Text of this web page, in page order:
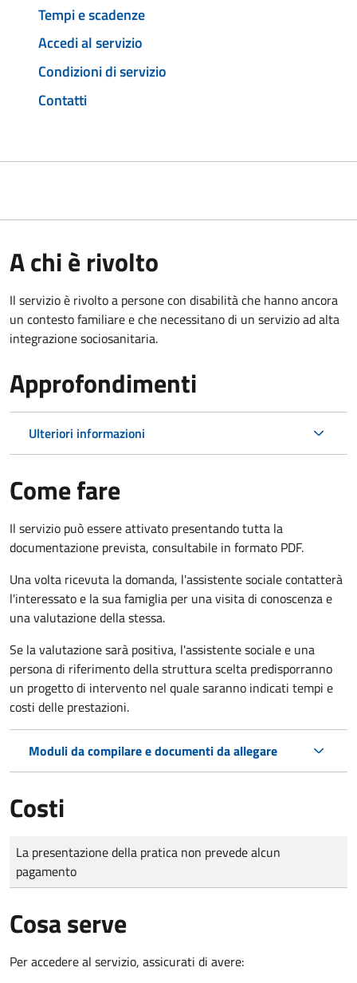
Tempi e scadenze
Accedi al servizio
Condizioni di servizio
Contatti
A chi è rivolto
Il servizio è rivolto a persone con disabilità che hanno ancora
un contesto familiare e che necessitano di un servizio ad alta
integrazione sociosanitaria.
Approfondimenti
Ulteriori informazioni
Come fare
Il servizio può essere attivato presentando tutta la
documentazione prevista, consultabile in formato PDF.
Una volta ricevuta la domanda, l'assistente sociale contatterà
l'interessato e la sua famiglia per una visita di conoscenza e
una valutazione della stessa.
Se la valutazione sarà positiva, l'assistente sociale e una
persona di riferimento della struttura scelta predisporranno
un progetto di intervento nel quale saranno indicati tempi e
costi delle prestazioni.
Moduli da compilare e documenti da allegare
Costi
Tipo di pagamento
Importo
La presentazione della pratica non prevede alcun
pagamento
Cosa serve
Per accedere al servizio, assicurati di avere: